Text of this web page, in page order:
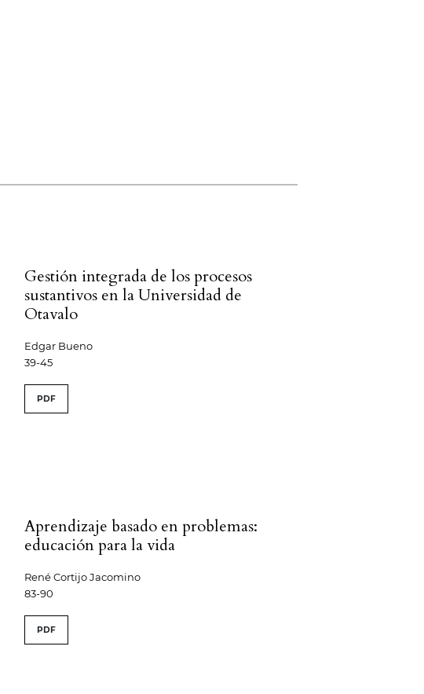
Gestión integrada de los procesos
sustantivos en la Universidad de
Otavalo
Edgar Bueno
39-45
PDF
Aprendizaje basado en problemas:
educación para la vida
René Cortijo Jacomino
83-90
PDF